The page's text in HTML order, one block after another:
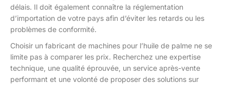
délais. Il doit également connaître la réglementation
d’importation de votre pays afin d’éviter les retards ou les
problèmes de conformité.
Choisir un fabricant de machines pour l’huile de palme ne se
limite pas à comparer les prix. Recherchez une expertise
technique, une qualité éprouvée, un service après-vente
performant et une volonté de proposer des solutions sur